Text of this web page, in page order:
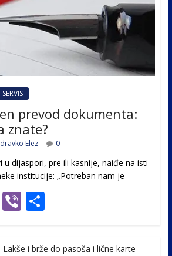
SERVIS
prevod dokumenta:
znate?
Elez 0
u dijaspori, pre ili kasnije, naiđe na isti
institucije: „Potreban nam je
Vi
er
S
ar
Lakše i brže do pasoša i lične karte